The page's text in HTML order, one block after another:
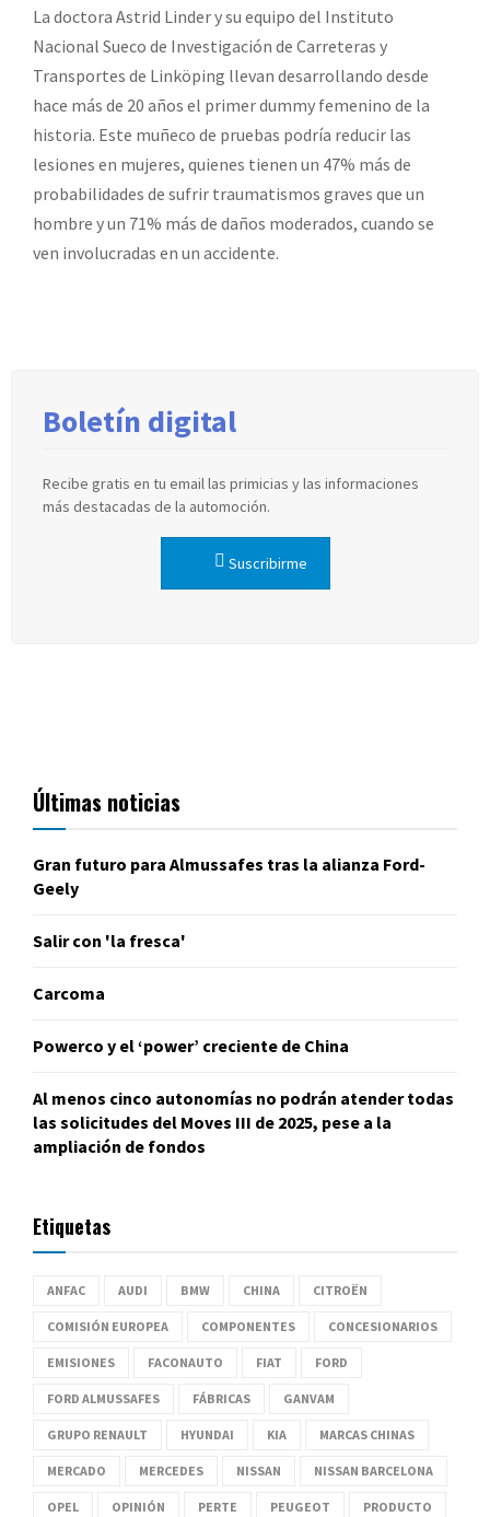
La doctora Astrid Linder y su equipo del Instituto
Nacional Sueco de Investigación de Carreteras y
Transportes de Linköping llevan desarrollando desde
hace más de 20 años el primer dummy femenino de la
historia. Este muñeco de pruebas podría reducir las
lesiones en mujeres, quienes tienen un 47% más de
probabilidades de sufrir traumatismos graves que un
hombre y un 71% más de daños moderados, cuando se
ven involucradas en un accidente.
Boletín digital
Recibe gratis en tu email las primicias y las informaciones
más destacadas de la automoción.
Suscribirme
Últimas noticias
Gran futuro para Almussafes tras la alianza Ford-
Geely
Salir con 'la fresca'
Carcoma
Powerco y el ‘power’ creciente de China
Al menos cinco autonomías no podrán atender todas
las solicitudes del Moves III de 2025, pese a la
ampliación de fondos
Etiquetas
ANFAC AUDI BMW CHINA CITROËN
COMISIÓN EUROPEA COMPONENTES CONCESIONARIOS
EMISIONES FACONAUTO FIAT FORD
FORD ALMUSSAFES FÁBRICAS GANVAM
GRUPO RENAULT HYUNDAI KIA MARCAS CHINAS
MERCADO MERCEDES NISSAN NISSAN BARCELONA
OPEL OPINIÓN PERTE PEUGEOT PRODUCTO